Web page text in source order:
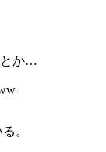
とか…
。